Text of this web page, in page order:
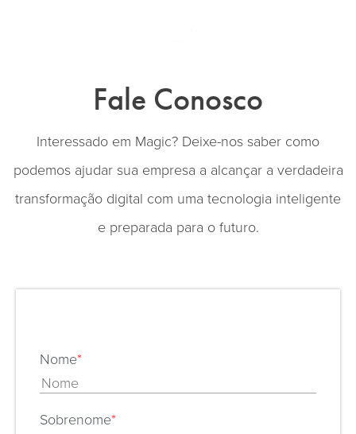
Fale Conosco
Interessado em Magic? Deixe-nos saber como
podemos ajudar sua empresa a alcançar a verdadeira
transformação digital com uma tecnologia inteligente
e preparada para o futuro.
Nome*
Sobrenome*